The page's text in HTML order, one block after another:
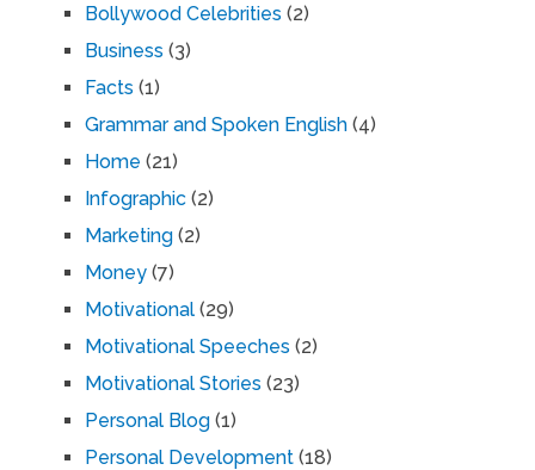
Bollywood Celebrities (2)
Business (3)
Facts (1)
Grammar and Spoken English(4)
Home (21)
Infographic(2)
Marketing(2)
Money(7)
Motivational(29)
Motivational Speeches (2)
Motivational Stories (23)
Personal Blog(1)
Personal Development(18)